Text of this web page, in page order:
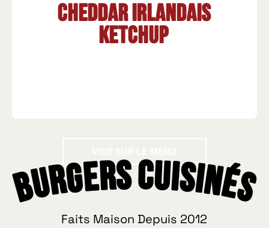
Cheddar irlandais
Ketchup
Burgers Cuisinés
Faits Maison Depuis 2012